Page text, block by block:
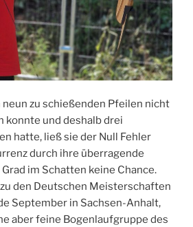
neun zu schießenden Pfeilen nicht
konnte und deshalb drei
hatte, ließ sie der Null Fehler
durch ihre überragende
im Schatten keine Chance.
den Deutschen Meisterschaften
September in Sachsen-Anhalt,
aber feine Bogenlaufgruppe des